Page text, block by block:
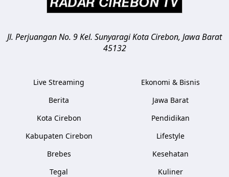
Jl. Perjuangan No. 9 Kel. SunyaragiKota Cirebon, Jawa Barat
45132
Live Streaming
Berita
Kota Cirebon
Kabupaten Cirebon
Brebes
Tegal
Ekonomi & Bisnis
Jawa Barat
Pendidikan
Lifestyle
Kesehatan
Kuliner